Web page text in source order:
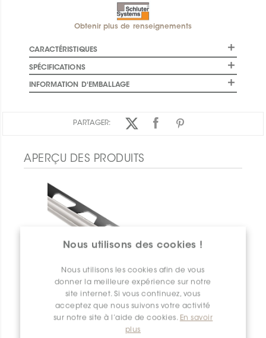
Nous utilisons des cookies !
Nous utilisons les cookies afin de vous
donner la meilleure expérience sur notre
site internet. Si vous continuez, vous
acceptez que nous suivons votre activité
sur notre site à l’aide de cookies. En savoir
plus
Obtenir plus de renseignements
CARACTÉRISTIQUES
SPÉCIFICATIONS
INFORMATION D'EMBALLAGE
PARTAGER:
APERÇU DES PRODUITS
Deco-Sg SG110ACB12
Deco-Sg SG100ACB12